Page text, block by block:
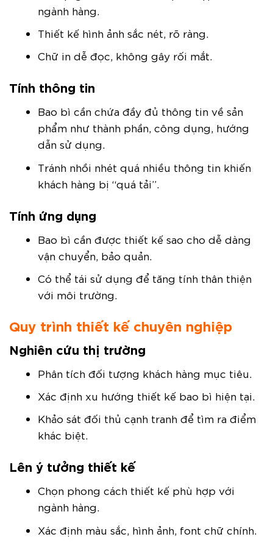
ngành hàng.
Thiết kế hình ảnh sắc nét, rõ ràng.
Chữ in dễ đọc, không gây rối mắt.
Tính thông tin
Bao bì cần chứa đầy đủ thông tin về sản
phẩm như thành phần, công dụng, hướng
dẫn sử dụng.
Tránh nhồi nhét quá nhiều thông tin khiến
khách hàng bị “quá tải”.
Tính ứng dụng
Bao bì cần được thiết kế sao cho dễ dàng
vận chuyển, bảo quản.
Có thể tái sử dụng để tăng tính thân thiện
với môi trường.
Quy trình thiết kế chuyên nghiệp
Nghiên cứu thị trường
Phân tích đối tượng khách hàng mục tiêu.
Xác định xu hướng thiết kế bao bì hiện tại.
Khảo sát đối thủ cạnh tranh để tìm ra điểm
khác biệt.
Lên ý tưởng thiết kế
Chọn phong cách thiết kế phù hợp với
ngành hàng.
Xác định màu sắc, hình ảnh, font chữ chính.